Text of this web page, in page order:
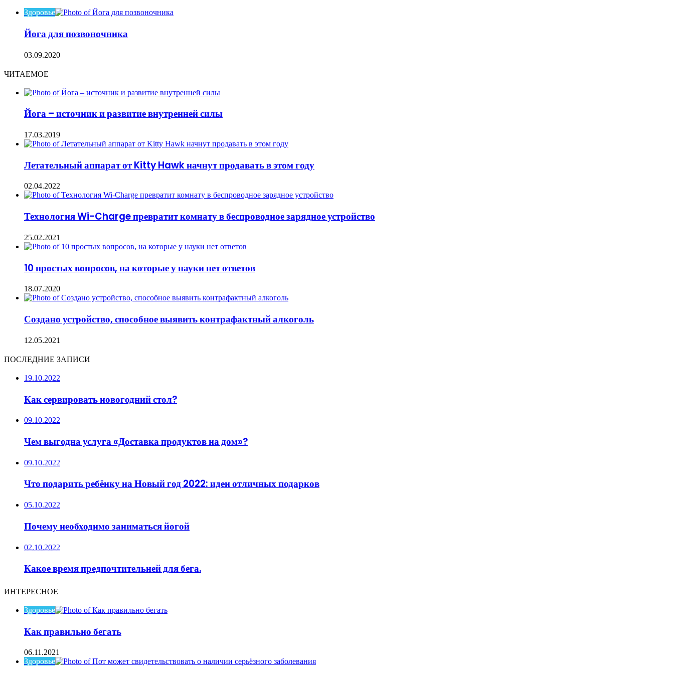
Здоровье
Йога для позвоночника
03.09.2020
ЧИТАЕМОЕ
Йога – источник и развитие внутренней силы
17.03.2019
Летательный аппарат от Kitty Hawk начнут продавать в этом году
02.04.2022
Технология Wi-Charge превратит комнату в беспроводное зарядное устройство
25.02.2021
10 простых вопросов, на которые у науки нет ответов
18.07.2020
Создано устройство, способное выявить контрафактный алкоголь
12.05.2021
ПОСЛЕДНИЕ ЗАПИСИ
19.10.2022
Как сервировать новогодний стол?
09.10.2022
Чем выгодна услуга «Доставка продуктов на дом»?
09.10.2022
Что подарить ребёнку на Новый год 2022: идеи отличных подарков
05.10.2022
Почему необходимо заниматься йогой
02.10.2022
Какое время предпочтительней для бега.
ИНТЕРЕСНОЕ
Здоровье
Как правильно бегать
06.11.2021
Здоровье